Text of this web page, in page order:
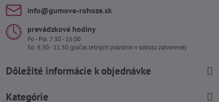
info​@gumove-rohoze​.sk
prevádzkové hodiny
Po - Pia: 7:30 - 16:00
So: 8:30 - 11:30 (počas letných prázdnin v sobotu zatvorené)
Dôležité informácie k objednávke
Kategórie